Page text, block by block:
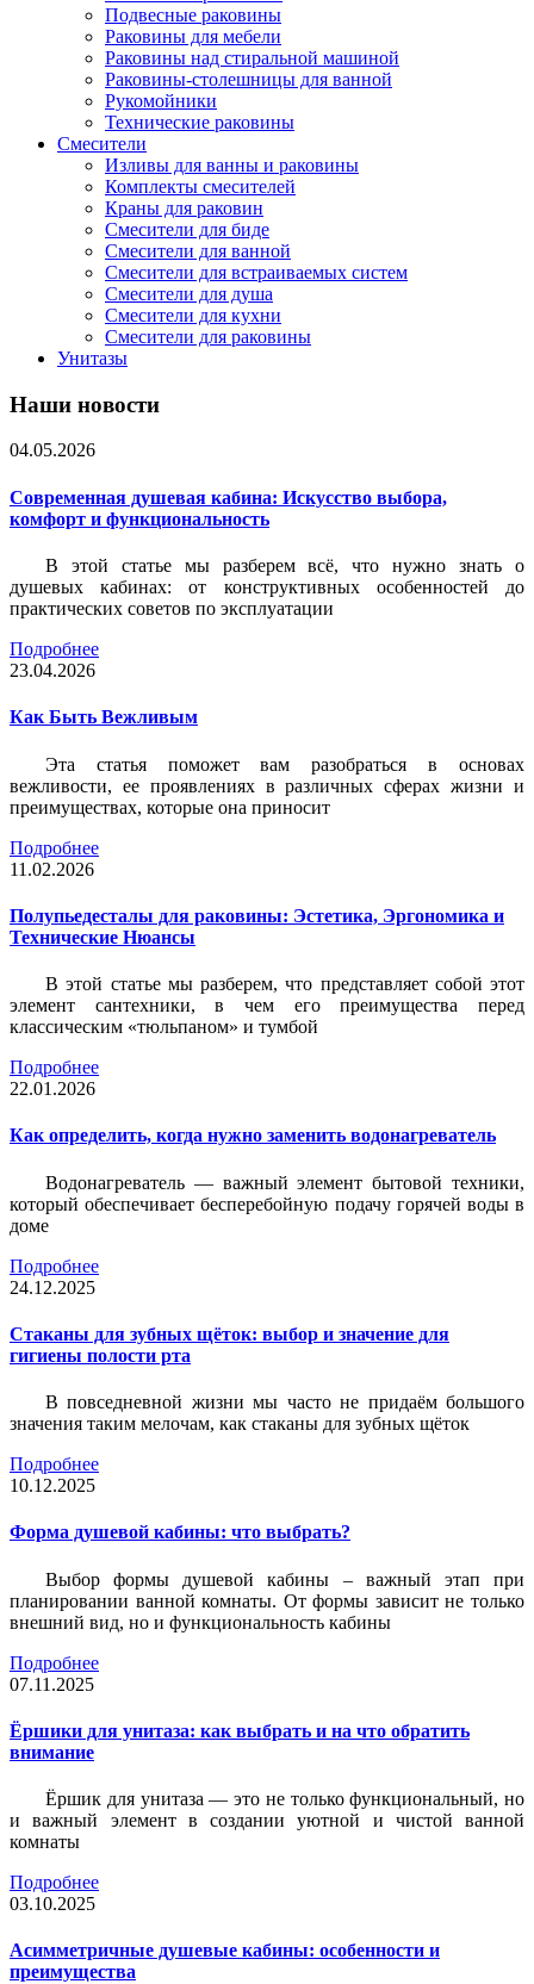
Подвесные раковины
Раковины для мебели
Раковины над стиральной машиной
Раковины-столешницы для ванной
Рукомойники
Технические раковины
Смесители
Изливы для ванны и раковины
Комплекты смесителей
Краны для раковин
Смесители для биде
Смесители для ванной
Смесители для встраиваемых систем
Смесители для душа
Смесители для кухни
Смесители для раковины
Унитазы
Наши новости
04.05.2026
Современная душевая кабина: Искусство выбора,
комфорт и функциональность
В этой статье мы разберем всё, что нужно знать о
душевых кабинах: от конструктивных особенностей до
практических советов по эксплуатации
Подробнее
23.04.2026
Как Быть Вежливым
Эта статья поможет вам разобраться в основах
вежливости, ее проявлениях в различных сферах жизни и
преимуществах, которые она приносит
Подробнее
11.02.2026
Полупьедесталы для раковины: Эстетика, Эргономика и
Технические Нюансы
В этой статье мы разберем, что представляет собой этот
элемент сантехники, в чем его преимущества перед
классическим «тюльпаном» и тумбой
Подробнее
22.01.2026
Как определить, когда нужно заменить водонагреватель
Водонагреватель — важный элемент бытовой техники,
который обеспечивает бесперебойную подачу горячей воды в
доме
Подробнее
24.12.2025
Стаканы для зубных щёток: выбор и значение для
гигиены полости рта
В повседневной жизни мы часто не придаём большого
значения таким мелочам, как стаканы для зубных щёток
Подробнее
10.12.2025
Форма душевой кабины: что выбрать?
Выбор формы душевой кабины – важный этап при
планировании ванной комнаты. От формы зависит не только
внешний вид, но и функциональность кабины
Подробнее
07.11.2025
Ёршики для унитаза: как выбрать и на что обратить
внимание
Ёршик для унитаза — это не только функциональный, но
и важный элемент в создании уютной и чистой ванной
комнаты
Подробнее
03.10.2025
Асимметричные душевые кабины: особенности и
преимущества